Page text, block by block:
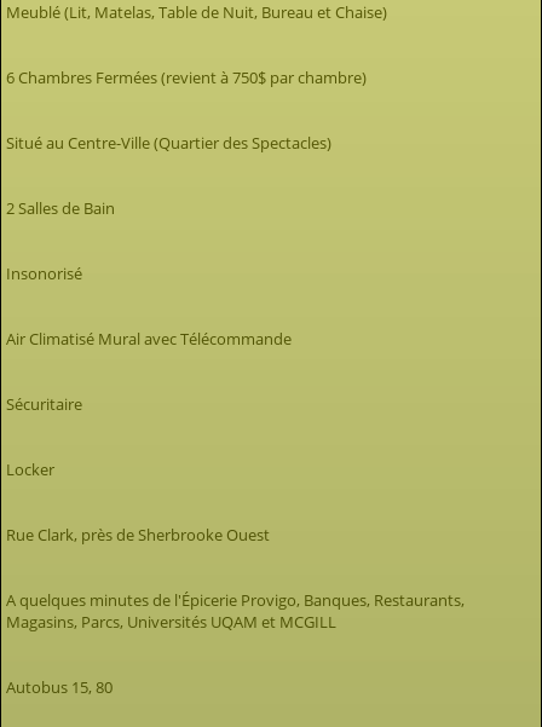
Meublé (Lit, Matelas, Table de Nuit, Bureau et Chaise)
6 Chambres Fermées (revient à 750$ par chambre)
Situé au Centre-Ville (Quartier des Spectacles)
2 Salles de Bain
Insonorisé
Air Climatisé Mural avec Télécommande
Sécuritaire
Locker
Rue Clark, près de Sherbrooke Ouest
A quelques minutes de l'Épicerie Provigo, Banques, Restaurants,
Magasins, Parcs, Universités UQAM et MCGILL
Autobus 15, 80